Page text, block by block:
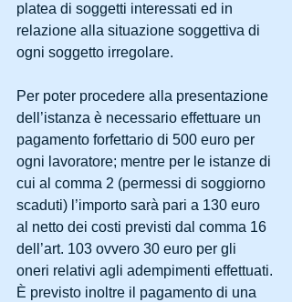
platea di soggetti interessati ed in
relazione alla situazione soggettiva di
ogni soggetto irregolare.
Per poter procedere alla presentazione
dell’istanza è necessario effettuare un
pagamento forfettario di 500 euro per
ogni lavoratore; mentre per le istanze di
cui al comma 2 (permessi di soggiorno
scaduti) l’importo sarà pari a 130 euro
al netto dei costi previsti dal comma 16
dell’art. 103 ovvero 30 euro per gli
oneri relativi agli adempimenti effettuati.
È previsto inoltre il pagamento di una